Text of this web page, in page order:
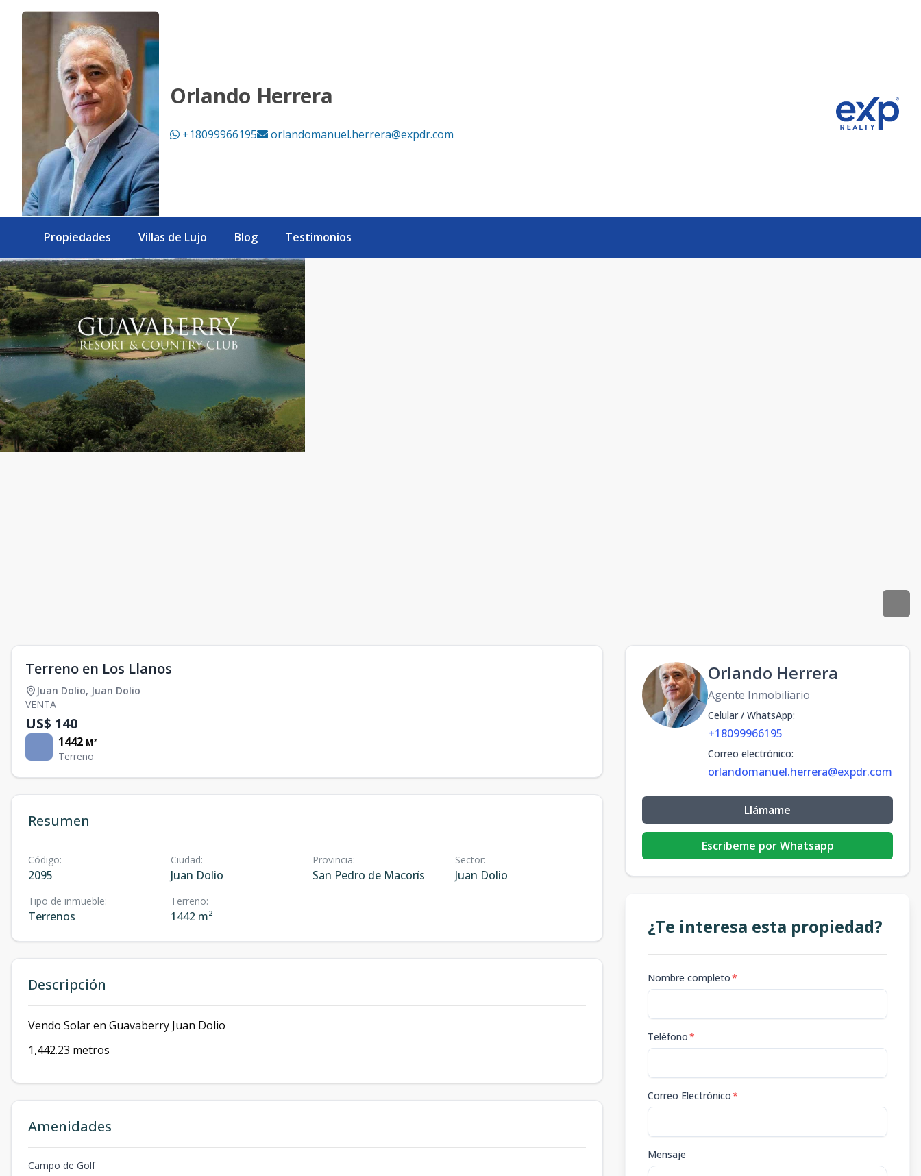
Orlando Herrera
+18099966195 orlandomanuel.herrera@expdr.com
Propiedades Villas de Lujo Blog Testimonios
Terreno en Los Llanos
Juan Dolio, Juan Dolio
VENTA
US$ 140
1442 M²
Terreno
Resumen
Código:
2095
Ciudad:
Juan Dolio
Provincia:
San Pedro de Macorís
Sector:
Juan Dolio
Tipo de inmueble:
Terrenos
Terreno:
1442 m²
Descripción
Vendo Solar en Guavaberry Juan Dolio
1,442.23 metros
Amenidades
Campo de Golf
Orlando Herrera
Agente Inmobiliario
Celular / WhatsApp:
+18099966195
Correo electrónico:
orlandomanuel.herrera@expdr.com
Llámame
Escribeme por Whatsapp
¿Te interesa esta propiedad?
Nombre completo*
Teléfono*
Correo Electrónico*
Mensaje
Terreno en Los Llanos - eXp Realty República Dominicana